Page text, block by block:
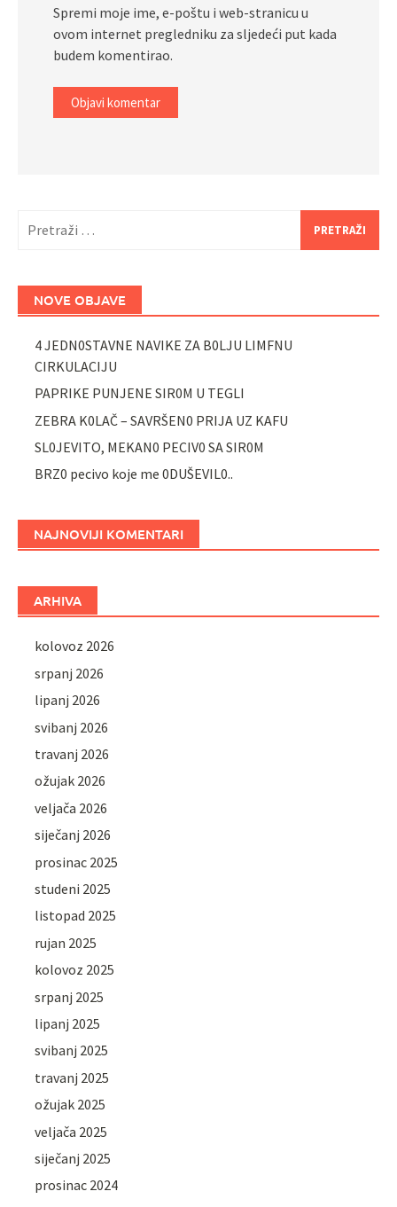
Spremi moje ime, e-poštu i web-stranicu u
ovom internet pregledniku za sljedeći put kada
budem komentirao.
NOVE OBJAVE
4 JEDN0STAVNE NAVIKE ZA B0LJU LIMFNU
CIRKULACIJU
PAPRIKE PUNJENE SIR0M U TEGLI
ZEBRA K0LAČ – SAVRŠEN0 PRIJA UZ KAFU
SL0JEVITO, MEKAN0 PECIV0 SA SIR0M
BRZ0 pecivo koje me 0DUŠEVIL0..
NAJNOVIJI KOMENTARI
ARHIVA
kolovoz 2026
srpanj 2026
lipanj 2026
svibanj 2026
travanj 2026
ožujak 2026
veljača 2026
siječanj 2026
prosinac 2025
studeni 2025
listopad 2025
rujan 2025
kolovoz 2025
srpanj 2025
lipanj 2025
svibanj 2025
travanj 2025
ožujak 2025
veljača 2025
siječanj 2025
prosinac 2024